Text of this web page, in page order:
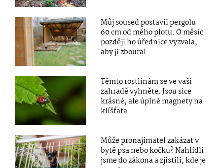
Můj soused postavil pergolu
60 cm od mého plotu. O měsíc
později ho úřednice vyzvala,
aby ji zboural
Těmto rostlinám se ve vaší
zahradě vyhněte. Jsou sice
krásné, ale úplné magnety na
klíšťata
Může pronajímatel zakázat v
bytě psa nebo kočku? Nahlídli
jsme do zákona a zjistili, kde je